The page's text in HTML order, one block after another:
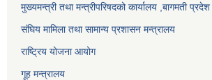
मुख्यमन्त्री तथा मन्त्रीपरिषदको कार्यालय ,बागमती प्रदेश
संघिय मामिला तथा सामान्य प्रशासन मन्त्रालय
राष्ट्रिय योजना आयोग
गूह मन्त्रालय